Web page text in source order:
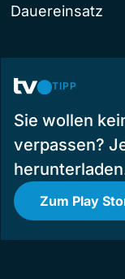
Dauereinsatz
TIPP
Sie wollen
verpassen?
Zum Play